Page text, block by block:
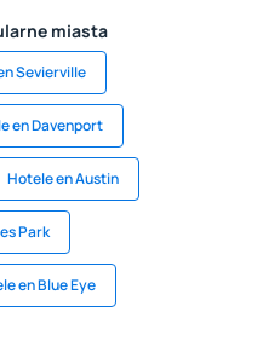
miasta
Sevierville
en Davenport
Hotele en Austin
Park
en Blue Eye